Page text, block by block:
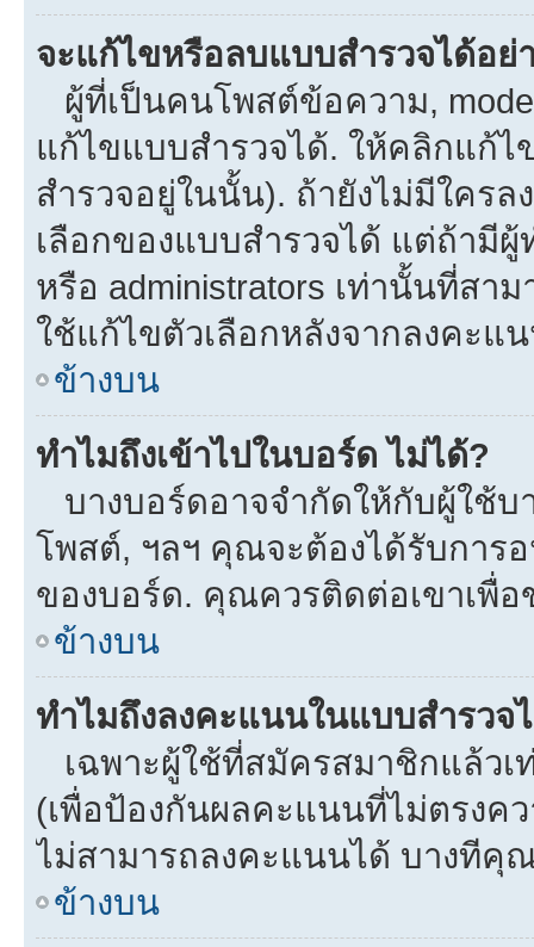
จะแก้ไขหรือลบแบบสำรวจได้อย่
ผู้ที่เป็นคนโพสต์ข้อความ,
แก้ไขแบบสำรวจได้. ให้คลิกแก้
สำรวจอยู่ในนั้น). ถ้ายังไม่มีใคร
เลือกของแบบสำรวจได้ แต่ถ้ามีผู้
หรือ administrators เท่านั้นที่สา
ใช้แก้ไขตัวเลือกหลังจากลงคะแ
ข้างบน
ทำไมถึงเข้าไปในบอร์ด ไม่ได้?
บางบอร์ดอาจจำกัดให้กับผู้ใช้บ
โพสต์, ฯลฯ คุณจะต้องได้รับการ
ของบอร์ด. คุณควรติดต่อเขาเพื่
ข้างบน
ทำไมถึงลงคะแนนในแบบสำรวจ
เฉพาะผู้ใช้ที่สมัครสมาชิกแล้ว
(เพื่อป้องกันผลคะแนนที่ไม่ตรงค
ไม่สามารถลงคะแนนได้ บางทีคุ
ข้างบน